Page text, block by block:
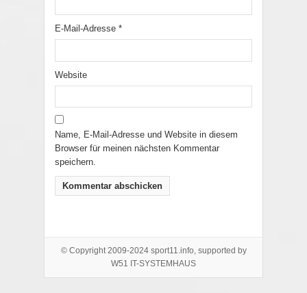
E-Mail-Adresse *
Website
Name, E-Mail-Adresse und Website in diesem
Browser für meinen nächsten Kommentar
speichern.
© Copyright 2009-2024 sport11.info, supported by
W51 IT-SYSTEMHAUS